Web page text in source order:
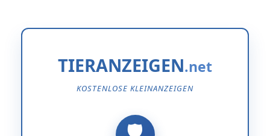
TIERANZEIGEN
KOSTENLOSE KLEINANZEIGEN